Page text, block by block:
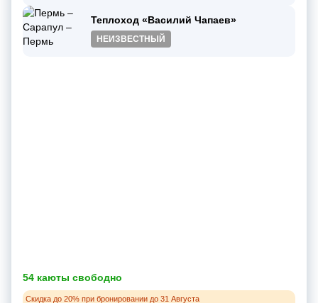
Теплоход «Василий Чапаев»
НЕИЗВЕСТНЫЙ
54 каюты свободно
Скидка до 20% при бронировании до 31 Августа